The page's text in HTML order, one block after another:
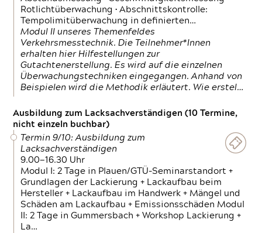
Rotlichtüberwachung • Abschnittskontrolle:
Tempolimitüberwachung in definierten…
Modul II unseres Themenfeldes
Verkehrsmesstechnik. Die Teilnehmer*Innen
erhalten hier Hilfestellungen zur
Gutachtenerstellung. Es wird auf die einzelnen
Überwachungstechniken eingegangen. Anhand von
Beispielen wird die Methodik erläutert. Wie erstel…
Ausbildung zum Lacksachverständigen (10 Termine,
nicht einzeln buchbar)
Termin 9/10: Ausbildung zum
Lacksachverständigen
9.00—16.30 Uhr
Modul I: 2 Tage in Plauen/GTÜ-Seminarstandort +
Grundlagen der Lackierung + Lackaufbau beim
Hersteller + Lackaufbau im Handwerk + Mängel und
Schäden am Lackaufbau + Emissionsschäden Modul
II: 2 Tage in Gummersbach + Workshop Lackierung +
La…